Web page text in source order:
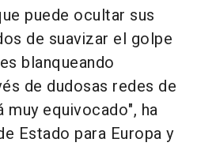
puede ocultar sus
de suavizar el golpe
blanqueando
de dudosas redes de
equivocado", ha
Estado para Europa y